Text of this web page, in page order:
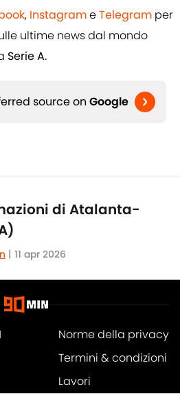
, InstagrameTelegram per
ultime news dal mondo
Serie A.
source on Google
di Atalanta-
| 11 apr 2026
Norme della privacy
Termini & condizioni
Lavori